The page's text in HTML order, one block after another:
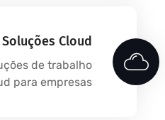
Soluções Cloud
de trabalho
para empresas